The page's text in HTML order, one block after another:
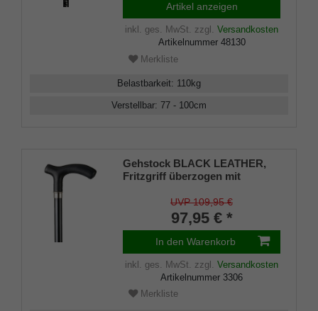
Artikel anzeigen
inkl. ges. MwSt. zzgl. Versandkosten
Artikelnummer 48130
Merkliste
Belastbarkeit: 110kg
Verstellbar: 77 - 100cm
Gehstock BLACK LEATHER,
Fritzgriff überzogen mit
Glatt-Leder, Stock schwarz
lackiertes Buchenholz,
Chromring, Gummipuffer
UVP 109,95 €
97,95 € *
In den Warenkorb
inkl. ges. MwSt. zzgl. Versandkosten
Artikelnummer 3306
Merkliste